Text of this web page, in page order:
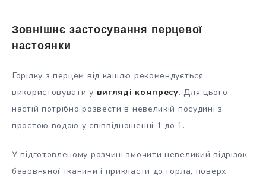
Зовнішнє застосування перцевої
настоянки
Горілку з перцем від кашлю рекомендується
використовувати у вигляді компресу. Для цього
настій потрібно розвести в невеликій посудині з
простою водою у співвідношенні 1 до 1.
У підготовленому розчині змочити невеликий відрізок
бавовняної тканини і прикласти до горла, поверх